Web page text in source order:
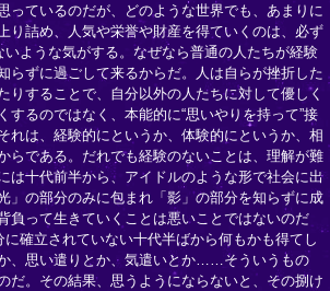
っているのだが、どのような世界でも、あまりに
り詰め、人気や栄誉や財産を得ていくのは、必ず
いような気がする。なぜなら普通の人たちが経験
らずに過ごして来るからだ。人は自らが挫折した
りすることで、自分以外の人たちに対して優しく
するのではなく、本能的に“思いやりを持って”接
れは、経験的にというか、体験的にというか、相
らである。だれでも経験のないことは、理解が難
は十代前半から、アイドルのような形で社会に出
」の部分のみに包まれ「影」の部分を知らずに成
負って生きていくことは悪いことではないのだ
に確立されていない十代半ばから何もかも得てし
、思い遣りとか、気遣いとか……そういうもの
だ。その結果、思うようにならないと、その捌け